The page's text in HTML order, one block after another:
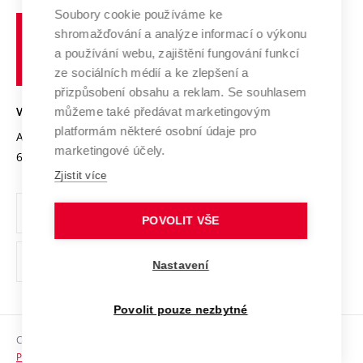
Výzkumné infrastruktury
Transfer znalostí
Open Science
Projekty
Projekty ze strukturálních fondů
Specifický výzkum
Spolupráce se školami
Služby univerzity
Mezinárodní dohody
Univerzitní sítě
Profil univerzity
Udržitelná univerzita
Podnikavá univerzita / ContriBUTe
Bezpečná univerzita
Vyznamenání
Organizační struktura
Ochrana osobních údajů
odkaz)
Sociální bezpečí
učení
technické
VYSOKÉ UČENÍ TECHNICKÉ V BRNĚ
Antonínská 548/1
602 00 Brno
www.vut.cz
vut@vutbr.cz
Copyright © 2026 VUT
Prohlášení o přístupnosti
Soubory cookie používáme ke
shromažďování a analýze informací o výkonu
a používání webu, zajištění fungování funkcí
ze sociálních médií a ke zlepšení a
přizpůsobení obsahu a reklam. Se souhlasem
můžeme také předávat marketingovým
platformám některé osobní údaje pro
marketingové účely.
Zjistit více
POVOLIT VŠE
Nastavení
Povolit pouze nezbytné